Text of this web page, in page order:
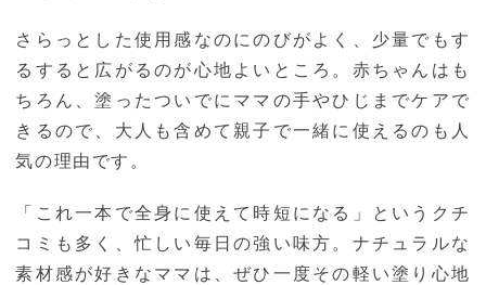
さらっとした使用感なのにのびがよく、少量でもす
るすると広がるのが心地よいところ。赤ちゃんはも
ちろん、塗ったついでにママの手やひじまでケアで
きるので、大人も含めて親子で一緒に使えるのも人
気の理由です。
「これ一本で全身に使えて時短になる」というクチ
コミも多く、忙しい毎日の強い味方。ナチュラルな
素材感が好きなママは、ぜひ一度その軽い塗り心地